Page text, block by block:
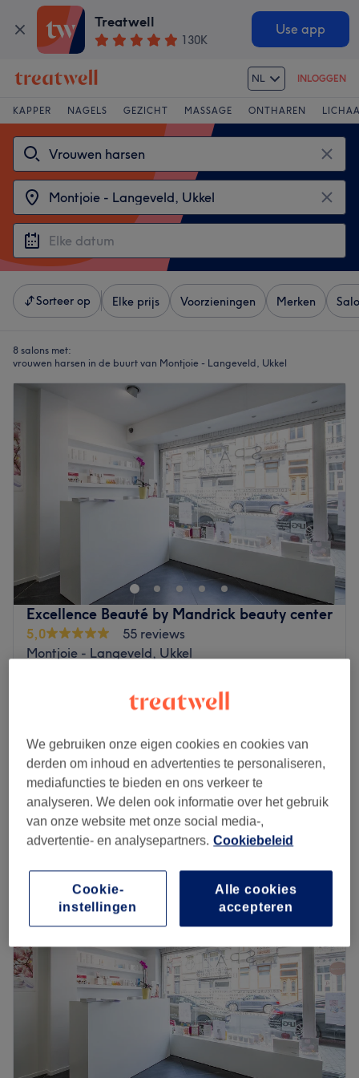
Treatwell
130K
Use app
NL INLOGGEN
KAPPER NAGELS GEZICHT MASSAGE ONTHAREN
Sorteer op Elke prijs Voorzieningen Merken
8 salons met:
vrouwen harsen in de buurt van Montjoie - Langeveld, Ukkel
Excellence Beauté by Mandrick beauty center
5,0
55 reviews
Montjoie - Langeveld, Ukkel
Épilation à la cire des aisselles
Épilation à la cire des sourcils (pince et cire)
15 min
Épilation à la cire des demi-jambes
25 min
€25
Kort overzicht salongegevens
Maandag 10:00–18:00
Dinsdag
10:00–18:00
Woensdag
Gesloten
Donderdag
10:00–18:00
Vrijdag
10:00–18:00
Zaterdag
11:00–16:00
Zondag
Gesloten
Mandrick Beauty Center, situé à Bruxelles, est un espace
accueillant dédié aux soins de beauté et de bien-être,
pour une mise en valeur complète du corps et de l’esprit.
We gebruiken onze eigen cookies en cookies van
derden om inhoud en advertenties te personaliseren,
mediafuncties te bieden en ons verkeer te
analyseren. We delen ook informatie over het gebruik
van onze website met onze social media-,
advertentie- en analysepartners. Cookiebeleid
Alle cookies
accepteren
Cookie-
instellingen